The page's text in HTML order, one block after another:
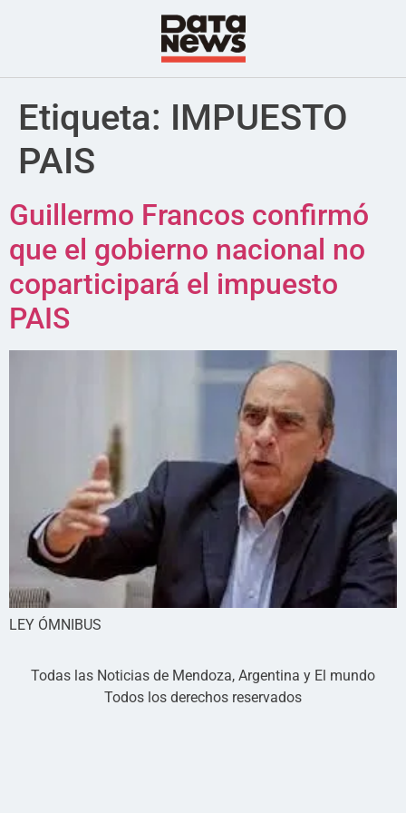
Etiqueta: IMPUESTO
PAIS
Guillermo Francos confirmó
que el gobierno nacional no
coparticipará el impuesto
PAIS
LEY ÓMNIBUS
Todas las Noticias de Mendoza, Argentina y El mundo
Todos los derechos reservados